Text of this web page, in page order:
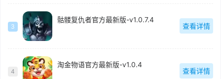
3
骷髅复仇者官方最新版-v1.0.7.4
查看详情
4
淘金物语官方最新版-v1.0.4
查看详情